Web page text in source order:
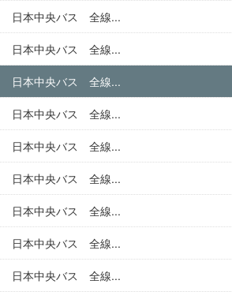
日本中央バス 全線...
日本中央バス 全線...
日本中央バス 全線...
日本中央バス 全線...
日本中央バス 全線...
日本中央バス 全線...
日本中央バス 全線...
日本中央バス 全線...
日本中央バス 全線...